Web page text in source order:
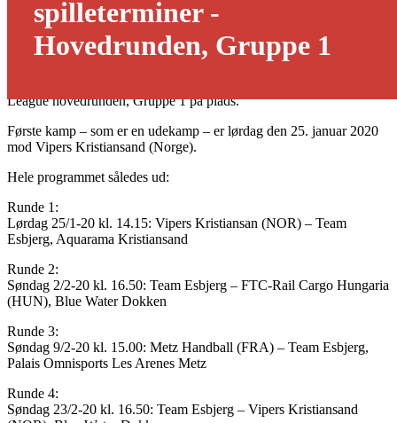
spilleterminer -
Hovedrunden, Gruppe 1
10/12 - 2019
League hovedrunden, Gruppe 1 på plads.
Første kamp – som er en udekamp – er lørdag den 25. januar 2020
mod Vipers Kristiansand (Norge).
Hele programmet således ud:
Runde 1:
Lørdag 25/1-20 kl. 14.15: Vipers Kristiansan (NOR) – Team
Esbjerg, Aquarama Kristiansand
Runde 2:
Søndag 2/2-20 kl. 16.50: Team Esbjerg – FTC-Rail Cargo Hungaria
(HUN), Blue Water Dokken
Runde 3:
Søndag 9/2-20 kl. 15.00: Metz Handball (FRA) – Team Esbjerg,
Palais Omnisports Les Arenes Metz
Runde 4:
Søndag 23/2-20 kl. 16.50: Team Esbjerg – Vipers Kristiansand